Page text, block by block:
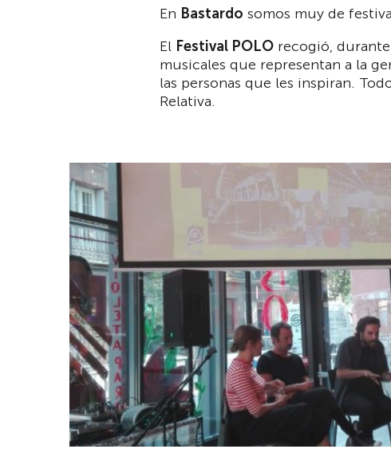
En Bastardo somos muy de
El Festival POLOrecogió, durante
musicales que representan a la
las personas que les inspiran.
Relativa.